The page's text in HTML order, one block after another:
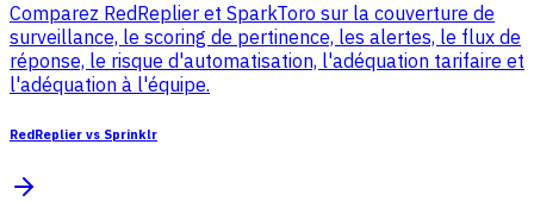
Comparez RedReplier et SparkToro sur la couverture de
surveillance, le scoring de pertinence, les alertes, le flux de
réponse, le risque d'automatisation, l'adéquation tarifaire et
l'adéquation à l'équipe.
RedReplier vs Sprinklr